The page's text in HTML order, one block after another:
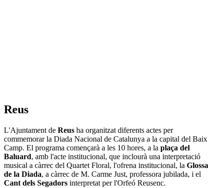
Reus
L'Ajuntament de Reus ha organitzat diferents actes per
commemorar la Diada Nacional de Catalunya a la capital del Baix
Camp. El programa començarà a les 10 hores, a la plaça del
Baluard, amb l'acte institucional, que inclourà una interpretació
musical a càrrec del Quartet Floral, l'ofrena institucional, la Glossa
de la Diada, a càrrec de M. Carme Just, professora jubilada, i el
Cant dels Segadors interpretat per l'Orfeó Reusenc.